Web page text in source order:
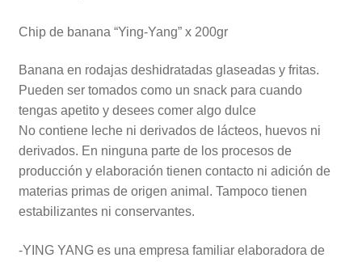
Chip de banana “Ying-Yang” x 200gr
Banana en rodajas deshidratadas glaseadas y fritas.
Pueden ser tomados como un snack para cuando
tengas apetito y desees comer algo dulce
No contiene leche ni derivados de lácteos, huevos ni
derivados. En ninguna parte de los procesos de
producción y elaboración tienen contacto ni adición de
materias primas de origen animal. Tampoco tienen
estabilizantes ni conservantes.
-YING YANG es una empresa familiar elaboradora de